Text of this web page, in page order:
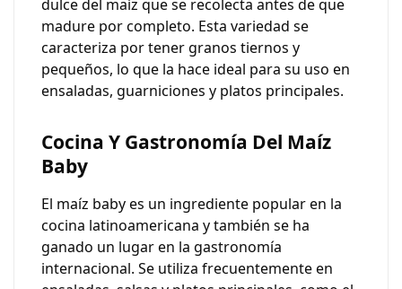
dulce del maíz que se recolecta antes de que
madure por completo. Esta variedad se
caracteriza por tener granos tiernos y
pequeños, lo que la hace ideal para su uso en
ensaladas, guarniciones y platos principales.
Cocina Y Gastronomía Del Maíz
Baby
El maíz baby es un ingrediente popular en la
cocina latinoamericana y también se ha
ganado un lugar en la gastronomía
internacional. Se utiliza frecuentemente en